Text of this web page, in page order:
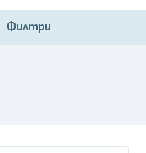
Филтри